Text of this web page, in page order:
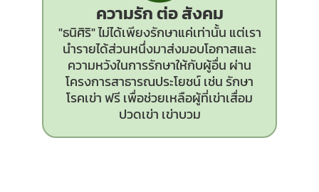
ความรัก ต่อ สังคม
"ธนิศิริ" ไม่ได้เพียงรักษาแค่เท่านั้น แต่เรา
นำรายได้ส่วนหนึ่งมาส่งมอบโอกาสและ
ความหวังในการรักษาให้กับผู้อื่น ผ่าน
โครงการสาธารณประโยชน์ เช่น รักษา
โรคเข่า ฟรี เพื่อช่วยเหลือผู้ที่เข่าเสื่อม
ปวดเข่า เข่าบวม